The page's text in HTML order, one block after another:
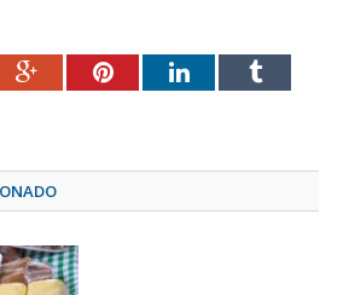
Google+PinterestLinkedInTumblr